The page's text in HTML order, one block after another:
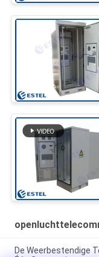
De Weerbestendige